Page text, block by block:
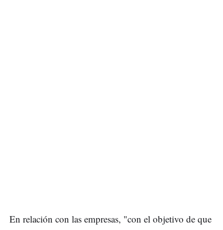
En relación con las empresas, "con el objetivo de que